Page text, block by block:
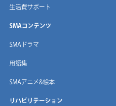
生活費サポート
SMAコンテンツ
SMAドラマ
用語集
SMAアニメ&絵本
リハビリテーション